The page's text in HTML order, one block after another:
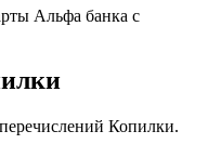
Альфа банка с
Копилки.